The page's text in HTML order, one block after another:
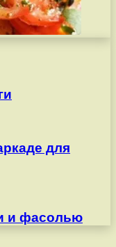
для
и фасолью